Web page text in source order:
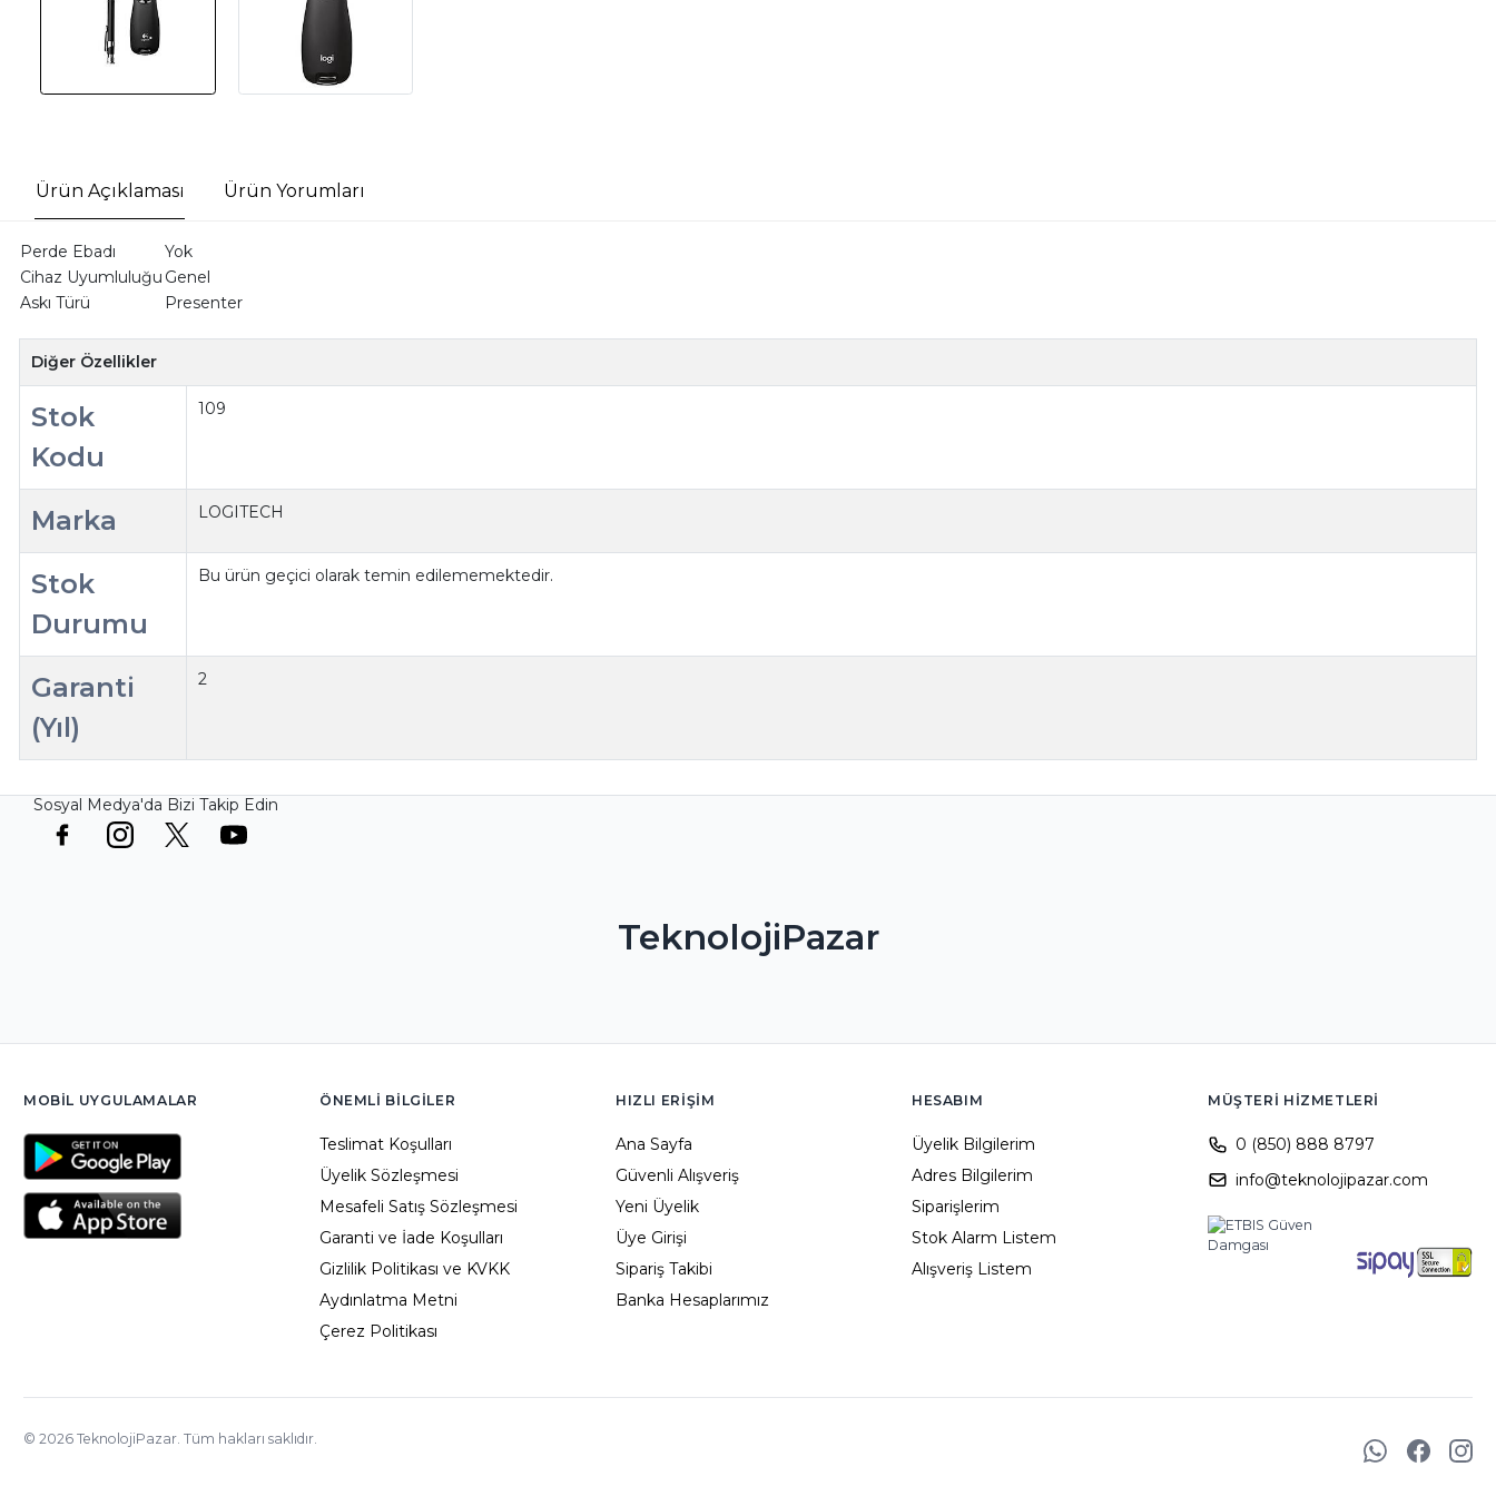
Ürün Açıklaması Ürün Yorumları
Perde Ebadı
Yok
Cihaz Uyumluluğu Genel
Askı Türü
Presenter
Diğer Özellikler
Stok
Kodu
109
Marka LOGITECH
Stok
Durumu
Bu ürün geçici olarak temin edilememektedir.
Garanti
(Yıl)
2
Sosyal Medya'da Bizi Takip Edin
TeknolojiPazar
MOBIL UYGULAMALAR ÖNEMLI BILGILER
Teslimat Koşulları
Üyelik Sözleşmesi
Mesafeli Satış Sözleşmesi
Garanti ve İade Koşulları
Gizlilik Politikası ve KVKK
Aydınlatma Metni
Çerez Politikası
HIZLI ERIŞIM
Ana Sayfa
Güvenli Alışveriş
Yeni Üyelik
Üye Girişi
Sipariş Takibi
Banka Hesaplarımız
HESABIM
Üyelik Bilgilerim
Adres Bilgilerim
Siparişlerim
Stok Alarm Listem
Alışveriş Listem
MÜŞTERI HIZMETLERI
0 (850) 888 8797
info@teknolojipazar.com
© 2026 TeknolojiPazar. Tüm hakları saklıdır.